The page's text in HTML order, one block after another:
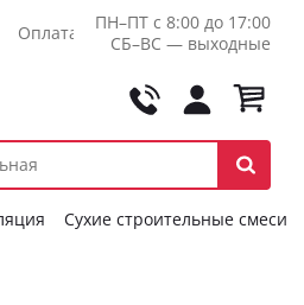
Оплата Контакты Оптовикам
ПН–ПТ с 8:00 до 17:00
СБ–ВС — выходные
Сухие строительные смеси